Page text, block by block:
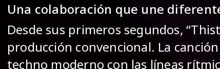
Una colaboración que une
Desde sus primeros segundos,
producción convencional. La
techno moderno con las líneas